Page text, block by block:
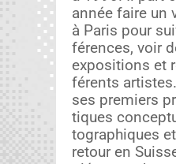
année faire un
à Paris pour
férences, voir
expo­si­tions et
férents
ses pre­miers
tiques
tographiques
retour en